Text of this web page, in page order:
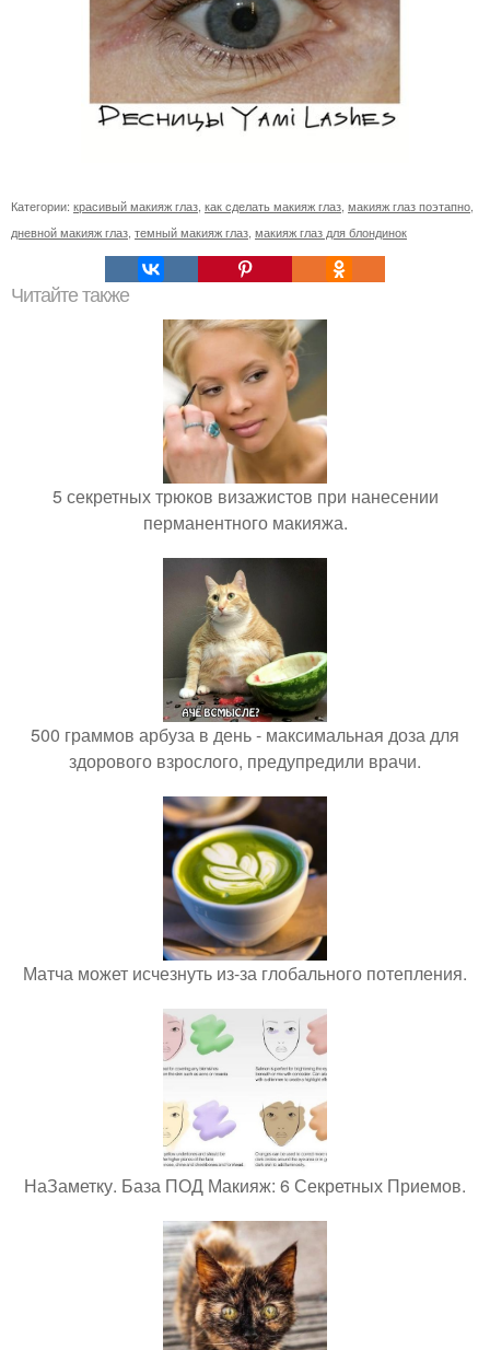
Категории: красивый макияж глаз как сделать макияж глаз макияж глаз поэтапно
дневной макияж глаз темный макияж глаз макияж глаз для блондинок
Читайте также
5 секретных трюков визажистов при нанесении
перманентного макияжа.
500 граммов арбуза в день - максимальная доза для
здорового взрослого, предупредили врачи.
Матча может исчезнуть из-за глобального потепления.
НаЗаметку. База ПОД Макияж: 6 Секретных Приемов.